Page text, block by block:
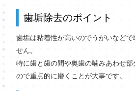
歯垢除去のポイント
歯垢は粘着性が高いのでうがいなどで
せん。
特に歯と歯の間や奥歯の噛みあわせ
ので重点的に磨くことが大事です。